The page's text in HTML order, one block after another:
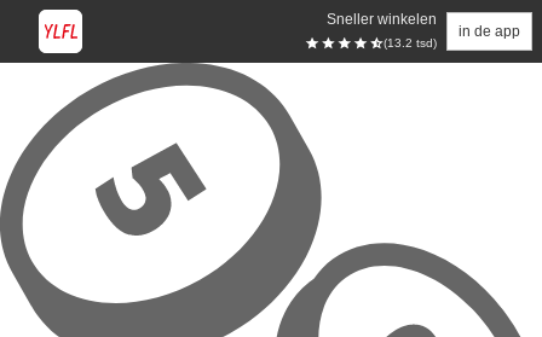
Sneller winkelen
(13.2 tsd)
in de app
Overslaan naar hoofdinhoud